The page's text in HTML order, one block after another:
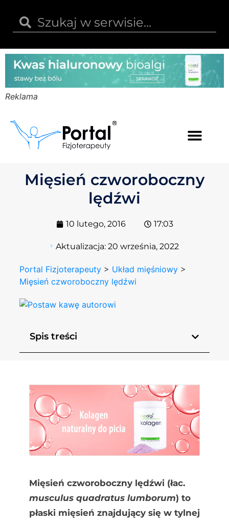
Reklama
Mięsień czworoboczny
lędźwi
10 lutego, 2016 17:03
Aktualizacja: 20 września, 2022
Portal Fizjoterapeuty > Układ mięśniowy >
Mięsień czworoboczny lędźwi
Spis treści
Mięsień czworoboczny lędźwi (łac.
musculus quadratus lumborum) to
płaski mięsień znajdujący się w tylnej